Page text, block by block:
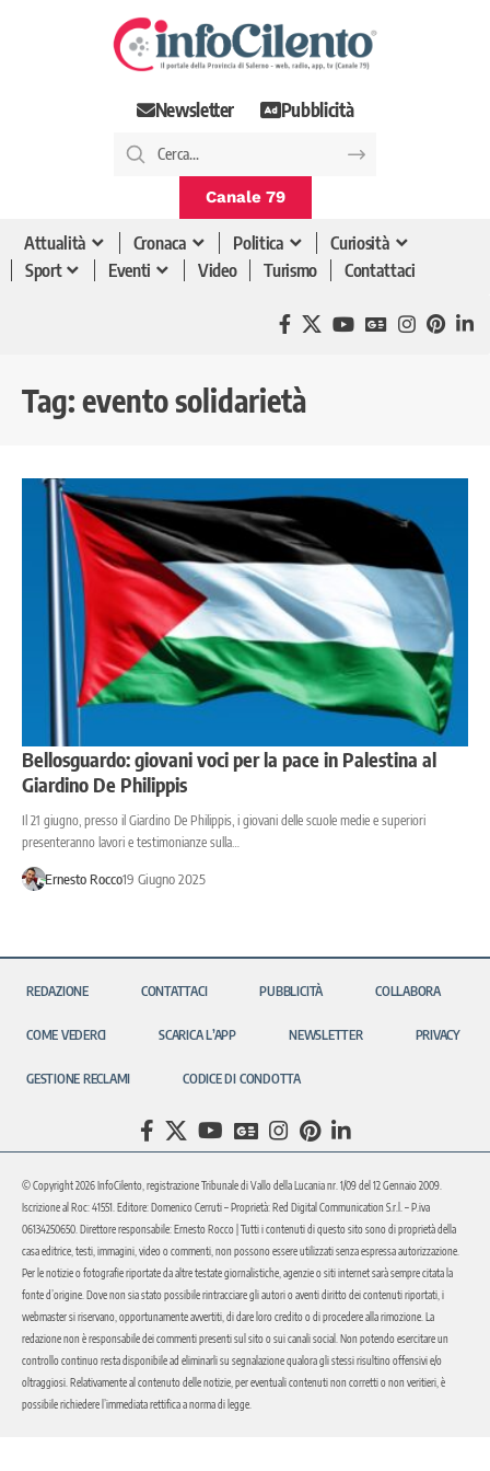
Newsletter Pubblicità
Canale 79
Attualità Cronaca Politica
Curiosità
Sport
Eventi Video Turismo Contattaci
Tag: evento solidarietà
Bellosguardo: giovani voci per la pace in Palestina al
Giardino De Philippis
Il 21 giugno, presso il Giardino De Philippis, i giovani delle scuole medie e superiori
presenteranno lavori e testimonianze sulla…
Ernesto Rocco19 Giugno 2025
REDAZIONE CONTATTACI PUBBLICITÀ COLLABORA
COME VEDERCI SCARICA L’APP NEWSLETTER PRIVACY
GESTIONE RECLAMI CODICE DI CONDOTTA
© Copyright 2026 InfoCilento, registrazione Tribunale di Vallo della Lucania nr. 1/09 del 12 Gennaio 2009.
Iscrizione al Roc: 41551. Editore: Domenico Cerruti – Proprietà: Red Digital Communication S.r.l. – P.iva
06134250650. Direttore responsabile: Ernesto Rocco | Tutti i contenuti di questo sito sono di proprietà della
casa editrice, testi, immagini, video o commenti, non possono essere utilizzati senza espressa autorizzazione.
Per le notizie o fotografie riportate da altre testate giornalistiche, agenzie o siti internet sarà sempre citata la
fonte d’origine. Dove non sia stato possibile rintracciare gli autori o aventi diritto dei contenuti riportati, i
webmaster si riservano, opportunamente avvertiti, di dare loro credito o di procedere alla rimozione. La
redazione non è responsabile dei commenti presenti sul sito o sui canali social. Non potendo esercitare un
controllo continuo resta disponibile ad eliminarli su segnalazione qualora gli stessi risultino offensivi e/o
oltraggiosi. Relativamente al contenuto delle notizie, per eventuali contenuti non corretti o non veritieri, è
possibile richiedere l’immediata rettifica a norma di legge.